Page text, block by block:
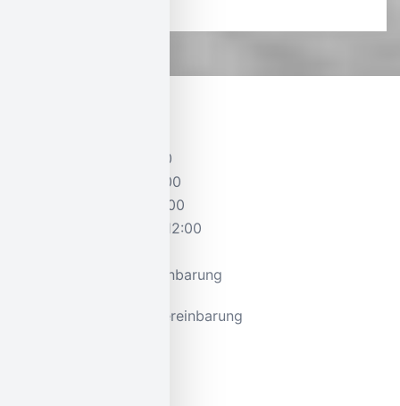
09:30–12:00
09:30–12:00
09:30–12:00
09:30–12:00
nach Vereinbarung
Nachmittags nach Vereinbarung